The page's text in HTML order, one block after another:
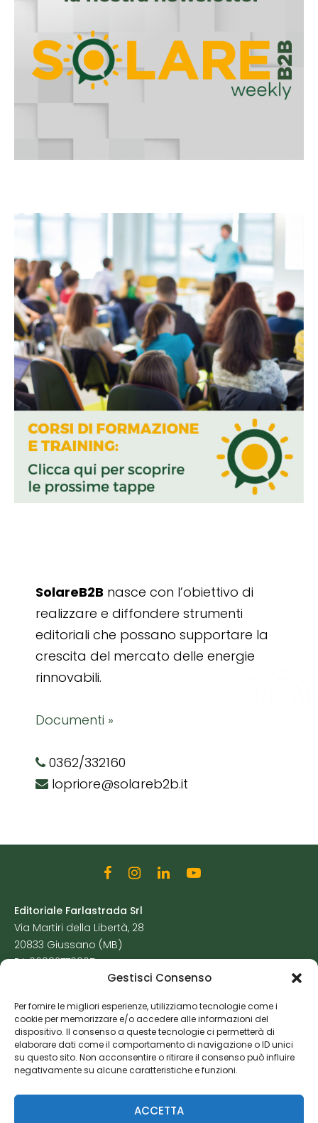
Gestisci Consenso
Per fornire le migliori esperienze, utilizziamo tecnologie come i
cookie per memorizzare e/o accedere alle informazioni del
dispositivo. Il consenso a queste tecnologie ci permetterà di
elaborare dati come il comportamento di navigazione o ID unici
su questo sito. Non acconsentire o ritirare il consenso può influire
negativamente su alcune caratteristiche e funzioni.
ACCETTA
SolareB2B nasce con l’obiettivo di
realizzare e diffondere strumenti
editoriali che possano supportare la
crescita del mercato delle energie
rinnovabili.
Documenti »
0362/332160
lopriore@solareb2b.it
Editoriale Farlastrada Srl
Via Martiri della Libertà, 28
20833 Giussano (MB)
P.I. 06982770965
Cookie Policy
Risorse Aggiuntive